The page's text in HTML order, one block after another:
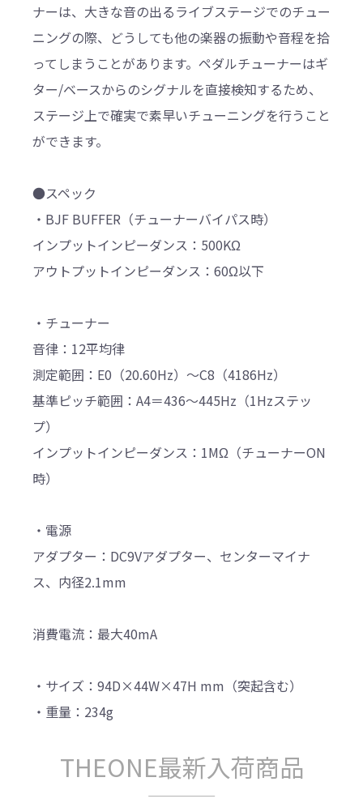
ナーは、大きな音の出るライブステージでのチュー
ニングの際、どうしても他の楽器の振動や音程を拾
ってしまうことがあります。ペダルチューナーはギ
ター/ベースからのシグナルを直接検知するため、
ステージ上で確実で素早いチューニングを行うこと
ができます。
●スペック
・BJF BUFFER（チューナーバイパス時）
インプットインピーダンス：500KΩ
アウトプットインピーダンス：60Ω以下
・チューナー
音律：12平均律
測定範囲：E0（20.60Hz）～C8（4186Hz）
基準ピッチ範囲：A4＝436～445Hz（1Hzステッ
プ）
インプットインピーダンス：1MΩ（チューナーON
時）
・電源
アダプター：DC9Vアダプター、センターマイナ
ス、内径2.1mm
消費電流：最大40mA
・サイズ：94D×44W×47H mm（突起含む）
・重量：234g
THEONE最新入荷商品